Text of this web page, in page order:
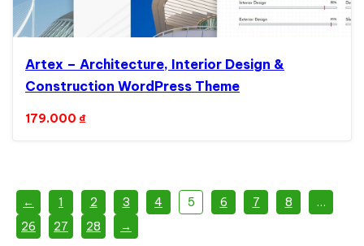
Artex – Architecture, Interior Design &
Construction WordPress Theme
179.000 ₫
← 1 2 3 4 5 6 7 8
…
26
27 28 →